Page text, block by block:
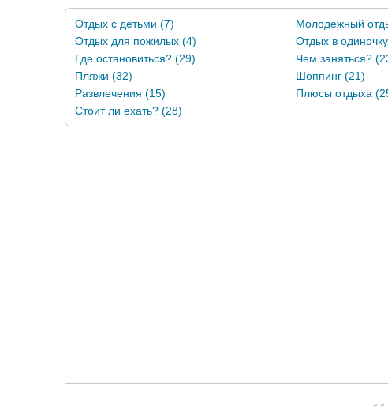
Отдых с детьми (7) Молодежный
Отдых для пожилых (4)
Отдых в
Где остановиться? (29)
Чем заняться?
Пляжи (32)
Шоппинг (21)
Развлечения (15)
Плюсы отдыха
Стоит ли ехать? (28)